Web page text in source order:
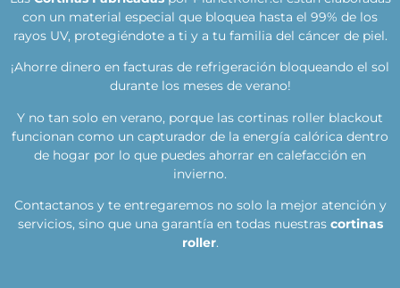
con un material especial que bloquea hasta el 99% de los
rayos UV, protegiéndote a ti y a tu familia del cáncer de piel.
¡Ahorre dinero en facturas de refrigeración bloqueando el sol
durante los meses de verano!
Y no tan solo en verano, porque las cortinas roller blackout
funcionan como un capturador de la energía calórica dentro
de hogar por lo que puedes ahorrar en calefacción en
invierno.
Contactanos y te entregaremos no solo la mejor atención y
servicios, sino que una garantía en todas nuestras cortinas
roller.